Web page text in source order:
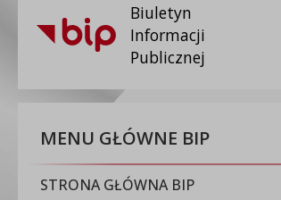
Biuletyn
Informacji
Publicznej
MENU GŁÓWNE BIP
STRONA GŁÓWNA BIP